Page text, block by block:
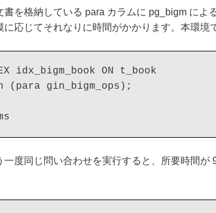
を格納している para カラムに pg_bigm によ
応じてそれなりに時間がかかります。本環境
idx_bigm_book ON t_book
(para gin_bigm_ops);
度同じ問い合わせを実行すると、所要時間が